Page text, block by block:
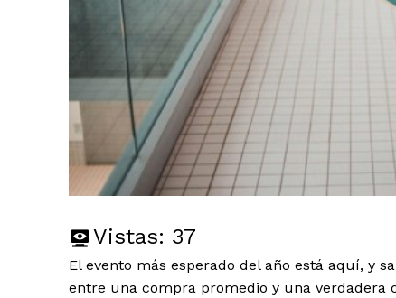
Vistas: 37
El evento más esperado del año está aquí, y
entre una compra promedio y una verdadera